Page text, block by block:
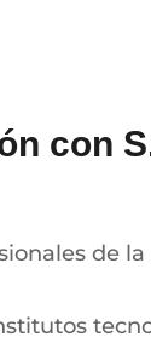
con
de la